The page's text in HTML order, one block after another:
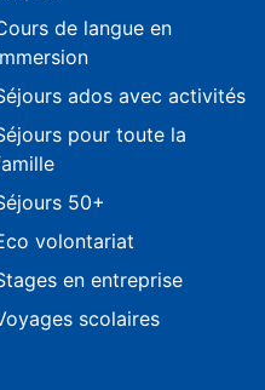
de langue en
ados avec activités
pour toute la
50+
volontariat
en entreprise
scolaires